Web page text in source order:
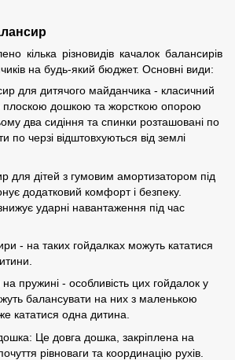
кілька різновидів качалок балансирів
на будь-який бюджет. Основні види:
для дитячого майданчика - класичний
плоскою дошкою та жорсткою опорою
два сидіння та спинки розташовані по
по черзі відштовхуються від землі
для дітей з гумовим амортизатором під
додатковий комфорт і безпеку.
ударні навантаження під час
- на таких гойдалках можуть кататися
пружині - особливість цих гойдалок у
балансувати на них з маленькою
кататися одна дитина.
Це довга дошка, закріплена на
рівноваги та координацію рухів.